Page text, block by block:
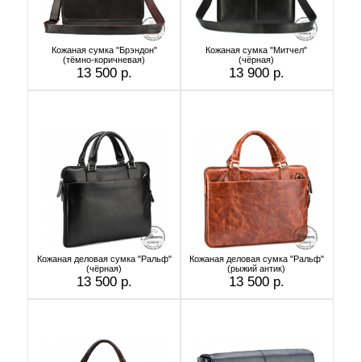
Кожаная сумка "Брэндон"
(тёмно-коричневая)
13 500 р.
Кожаная сумка "Митчел"
(чёрная)
13 900 р.
Кожаная деловая сумка "Ральф"
(чёрная)
13 500 р.
Кожаная деловая сумка "Ральф"
(рыжий антик)
13 500 р.